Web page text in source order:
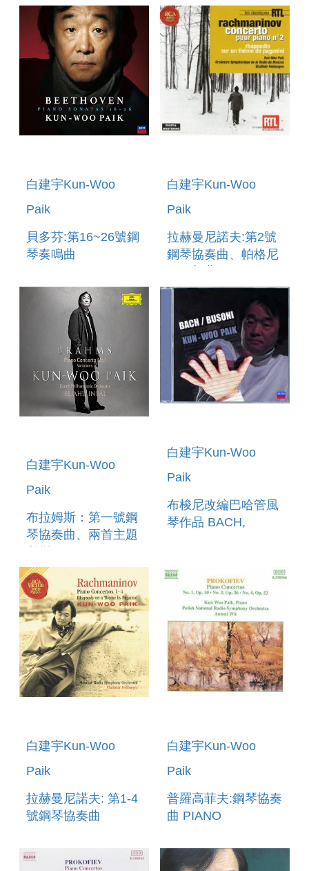
BEETHOVEN:PIANO
SONATAS
NOS.1,2,6,7,9,10,14,15
(2006)
BEETHOVEN:PIANO
SONATAS
NOS.3,4,5,8,11,12,13
白建宇Kun-Woo
Paik
貝多芬:第16~26號鋼
琴奏鳴曲
SONATAS 16-26
白建宇Kun-Woo
Paik
拉赫曼尼諾夫:第2號
鋼琴協奏曲、帕格尼
NO.2,RHAPSODIE
SUR UN THEME
白建宇Kun-Woo
Paik
布拉姆斯：第一號鋼
琴協奏曲、兩首主題
CONCERTO NO. 1
白建宇Kun-Woo
Paik
布梭尼改編巴哈管風
琴作品 BACH,
白建宇Kun-Woo
Paik
拉赫曼尼諾夫: 第1-4
號鋼琴協奏曲
PIANO
CONCERTOS 1-4
白建宇Kun-Woo
Paik
普羅高菲夫:鋼琴協奏
曲 PIANO
OP.10 NO.3, OP.26
NO.4, OP.53